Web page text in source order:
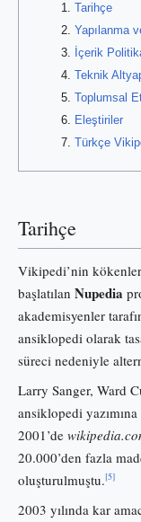
Tarihçe
Yapılanma
İçerik
Teknik
Toplumsal
Eleştiriler
Türkçe
Tarihçe
Vikipedi’nin
başlatılan Nupedia
akademisyenler
ansiklopedi olarak
süreci nedeniyle
Larry Sanger, Ward
ansiklopedi
2001’de
20.000’den fazla
oluşturulmuştu.[5]
2003 yılında kar